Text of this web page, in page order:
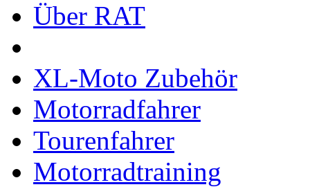
Über RAT
XL-Moto Zubehör
Motorradfahrer
Tourenfahrer
Motorradtraining